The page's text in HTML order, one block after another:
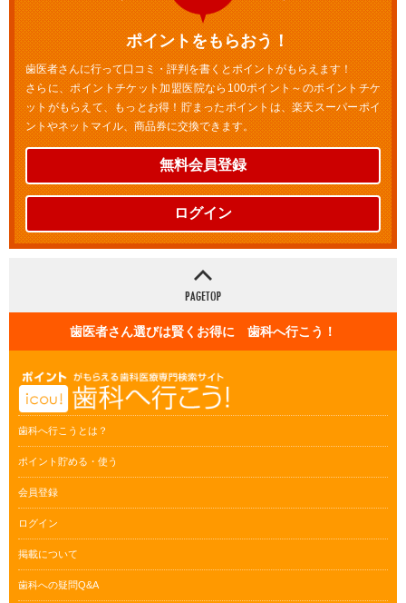
ポイントをもらおう！
歯医者さんに行って口コミ・評判を書くとポイントがもらえます！
さらに、ポイントチケット加盟医院なら100ポイント～のポイントチケ
ットがもらえて、もっとお得！貯まったポイントは、楽天スーパーポイ
ントやネットマイル、商品券に交換できます。
無料会員登録
ログイン
歯医者さん選びは賢くお得に 歯科へ行こう！
歯科へ行こうとは？
ポイント貯める・使う
会員登録
ログイン
掲載について
歯科への疑問Q&A